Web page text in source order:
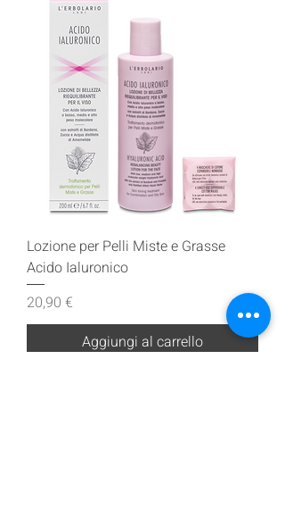
Lozione per Pelli Miste e Grasse
Acido Ialuronico
Prezzo
20,90 €
Aggiungi al carrello